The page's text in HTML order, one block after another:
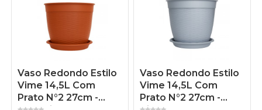
Vaso Redondo Estilo
Vime 14,5L Com
Prato N°2 27cm -
Vaso Redondo Estilo
Vime 14,5L Com
Prato N°2 27cm -